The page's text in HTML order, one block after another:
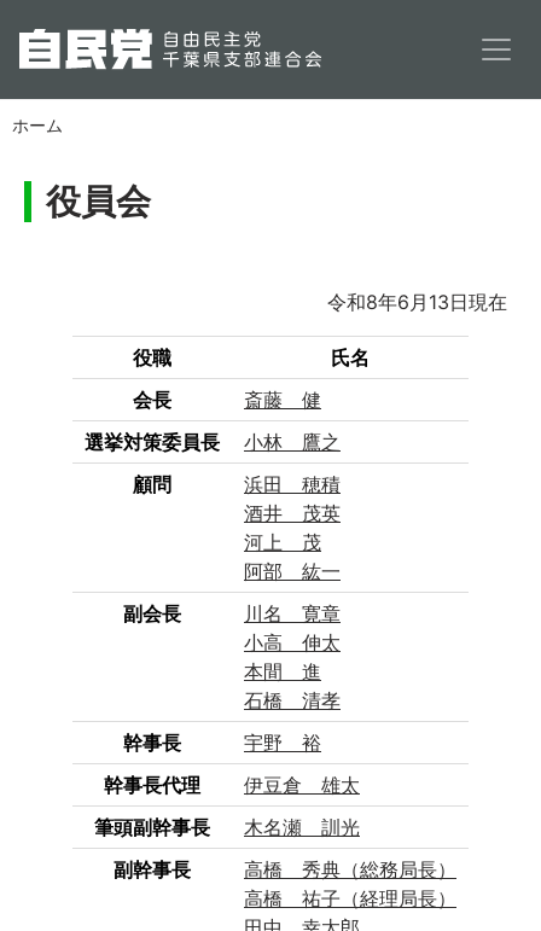
ホーム
役員会
令和8年6月13日現在
役職
氏名
会長
斎藤 健
選挙対策委員長
小林 鷹之
顧問
浜田 穂積
酒井 茂英
河上 茂
阿部 紘一
副会長
川名 寛章
小高 伸太
本間 進
石橋 清孝
幹事長
宇野 裕
幹事長代理
伊豆倉 雄太
筆頭副幹事長
木名瀬 訓光
副幹事長
高橋 秀典（総務局長）
高橋 祐子（経理局長）